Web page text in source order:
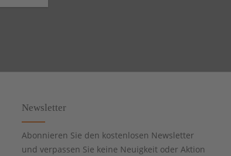
Newsletter
Abonnieren Sie den kostenlosen Newsletter
und verpassen Sie keine Neuigkeit oder Aktion